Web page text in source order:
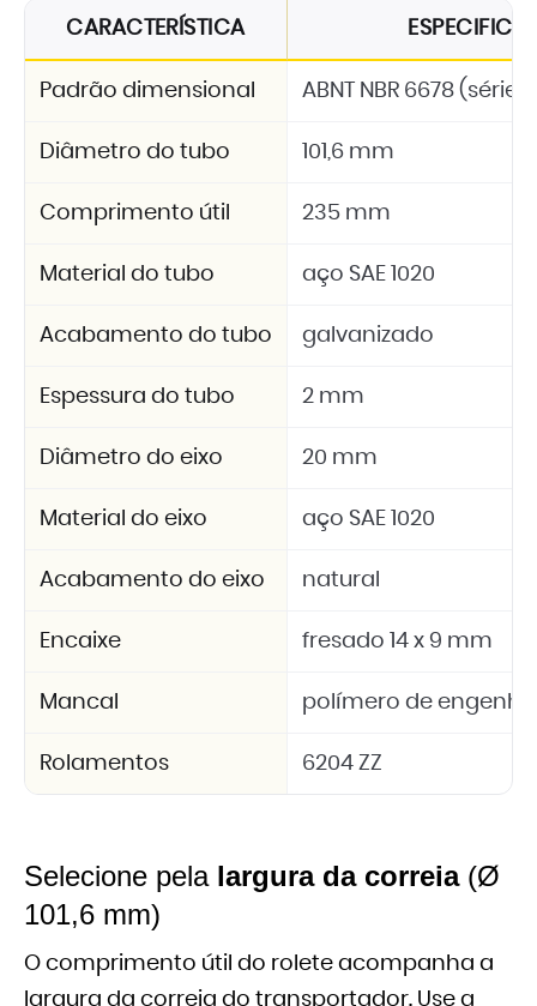
CARACTERÍSTICA
Padrão dimensional ABNT NBR 6678 (série
Diâmetro do tubo 101,6 mm
Comprimento útil 235 mm
Material do tubo aço SAE 1020
Acabamento do tubo galvanizado
Espessura do tubo 2 mm
Diâmetro do eixo 20 mm
Material do eixo aço SAE 1020
Acabamento do eixo natural
Encaixe fresado 14 x 9 mm
Mancal polímero de
Rolamentos 6204 ZZ
Selecione pela largura da correia(Ø
101,6 mm)
O comprimento útil do rolete acompanha a
largura da correia do transportador. Use a